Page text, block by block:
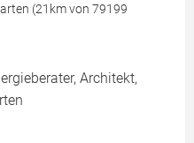
(21km von 79199
Architekt,